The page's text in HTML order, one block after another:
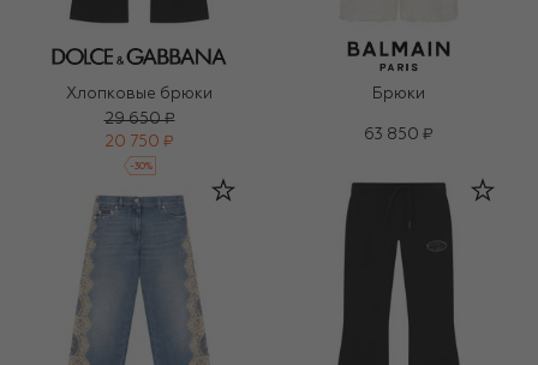
Хлопковые брюки
29 650 ₽
20 750 ₽
-30%
Брюки
63 850 ₽